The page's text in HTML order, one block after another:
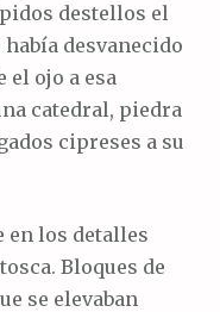
destellos el
desvanecido
el ojo a esa
catedral, piedra
cipreses a su
en los detalles
Bloques de
se elevaban